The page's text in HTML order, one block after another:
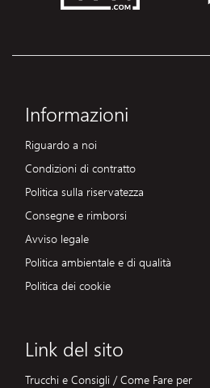
Informazioni
Riguardo a noi
Condizioni di contratto
Politica sulla riservatezza
Consegne e rimborsi
Avviso legale
Politica ambientale e di qualità
Politica dei cookie
Link del sito
Trucchi e Consigli / Come Fare per